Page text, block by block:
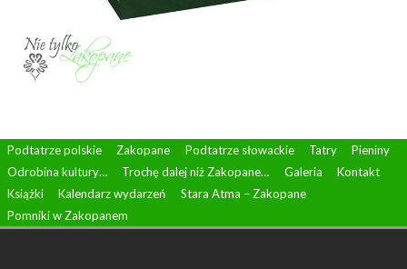
Podtatrze polskie Zakopane Podtatrze słowackie Tatry
Pieniny
Odrobina kultury…
Trochę dalej niż Zakopane… Galeria
Kontakt
Książki
Kalendarz wydarzeń
Stara Atma – Zakopane
Pomniki w Zakopanem